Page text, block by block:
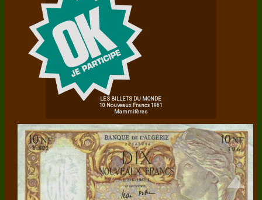
LES BILLETS DU MONDE
10 Nouveaux Francs 1961
Mammifères